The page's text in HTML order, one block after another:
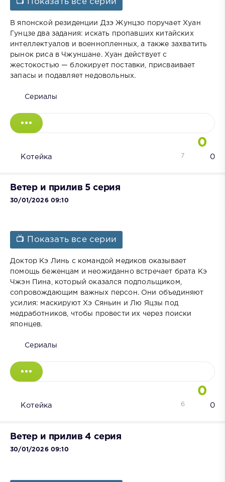
📺 Показать все серии
В японской резиденции Дзэ Жунцзо поручает Хуан
Гунцзе два задания: искать пропавших китайских
интеллектуалов и военнопленных, а также захватить
рынок риса в Чжуншане. Хуан действует с
жестокостью — блокирует поставки, присваивает
запасы и подавляет недовольных.
Сериалы
0
Котейка 0
7
Ветер и прилив 5 серия
30/01/2026 09:10
📺 Показать все серии
Доктор Кэ Линь с командой медиков оказывает
помощь беженцам и неожиданно встречает брата Кэ
Чжэн Пина, который оказался подпольщиком,
сопровождающим важных персон. Они объединяют
усилия: маскируют Хэ Сяньин и Лю Яцзы под
медработников, чтобы провести их через поиски
японцев.
Сериалы
0
Котейка 0
6
Ветер и прилив 4 серия
30/01/2026 09:10